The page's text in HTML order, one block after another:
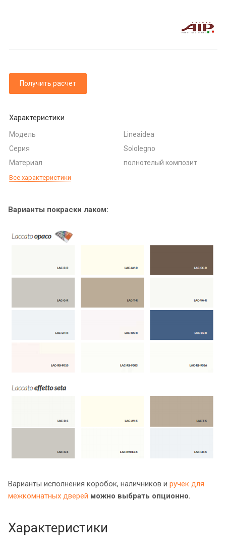
Получить расчет
Характеристики
Модель
Lineaidea
Серия
Sololegno
Материал
полнотелый композит
Все характеристики
Варианты покраски лаком:
Варианты исполнения коробок, наличников и ручек для
межкомнатных дверей можно выбрать опционно.
Характеристики